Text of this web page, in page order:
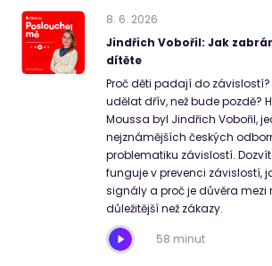
8. 6. 2026
Jindřich Vobořil: Jak
dítěte
Proč děti padají do
udělat dřív, než bude pozdě?
Moussa byl Jindřich Vobořil,
nejznámějších českých
problematiku závislostí.
funguje v prevenci závislostí,
signály a proč je důvěra
důležitější než zákazy.
58 minut